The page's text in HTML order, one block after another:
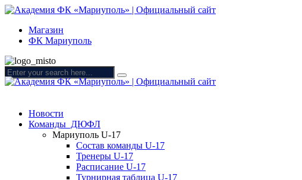
Магазин
ФК Мариуполь
Новости
Команды ДЮФЛ
Мариуполь U-17
Состав команды U-17
Тренеры U-17
Расписание U-17
Турнирная таблица U-17